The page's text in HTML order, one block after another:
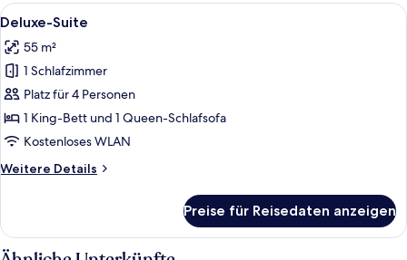
Alle
Fotos
für
Deluxe-
Suite
anzeigen
19
Deluxe-Suite
55 m²
1 Schlafzimmer
Platz für 4 Personen
1 King-Bett und 1 Queen-Schlafsofa
Kostenloses WLAN
Weitere Details
Weitere
Suite
Preise für Reisedaten anzeigen